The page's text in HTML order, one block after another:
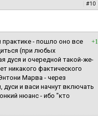
#10
+1
практике - пошло оно все
(при любых
дуся и очередной такой-же-
никакого фактического
Марва - через
и васи начнут включать
нюанс - ибо "кто